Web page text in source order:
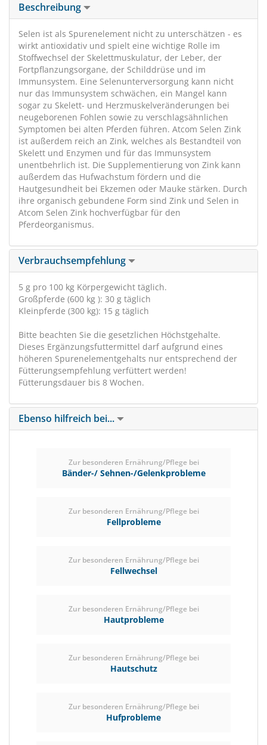
Beschreibung
Selen ist als Spurenelement nicht zu unterschätzen - es
wirkt antioxidativ und spielt eine wichtige Rolle im
Stoffwechsel der Skelettmuskulatur, der Leber, der
Fortpflanzungsorgane, der Schilddrüse und im
Immunsystem. Eine Selenunterversorgung kann nicht
nur das Immunsystem schwächen, ein Mangel kann
sogar zu Skelett- und Herzmuskelveränderungen bei
neugeborenen Fohlen sowie zu verschlagsähnlichen
Symptomen bei alten Pferden führen. Atcom Selen Zink
ist außerdem reich an Zink, welches als Bestandteil von
Skelett und Enzymen und für das Immunsystem
unentbehrlich ist. Die Supplementierung von Zink kann
außerdem das Hufwachstum fördern und die
Hautgesundheit bei Ekzemen oder Mauke stärken. Durch
ihre organisch gebundene Form sind Zink und Selen in
Atcom Selen Zink hochverfügbar für den
Pferdeorganismus.
Verbrauchsempfehlung
5 g pro 100 kg Körpergewicht täglich.
Großpferde (600 kg ): 30 g täglich
Kleinpferde (300 kg): 15 g täglich
Bitte beachten Sie die gesetzlichen Höchstgehalte.
Dieses Ergänzungsfuttermittel darf aufgrund eines
höheren Spurenelementgehalts nur entsprechend der
Fütterungsempfehlung verfüttert werden!
Fütterungsdauer bis 8 Wochen.
Ebenso hilfreich bei...
Zur besonderen Ernährung/Pflege bei
Bänder-/ Sehnen-/Gelenkprobleme
Zur besonderen Ernährung/Pflege bei
Fellprobleme
Zur besonderen Ernährung/Pflege bei
Fellwechsel
Zur besonderen Ernährung/Pflege bei
Hautprobleme
Zur besonderen Ernährung/Pflege bei
Hautschutz
Zur besonderen Ernährung/Pflege bei
Hufprobleme